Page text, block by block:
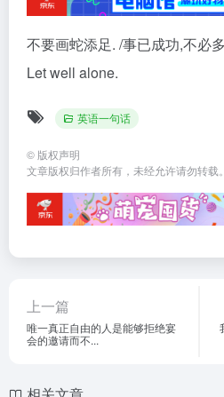
不要画蛇添足. /事已成功,不必
Let well alone.
英语一句话
© 版权声明
文章版权归作者所有，未经允许请勿转载。
上一篇
唯一真正自由的人是能够拒绝宴
会的邀请而不...